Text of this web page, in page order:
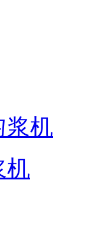
浆机
机